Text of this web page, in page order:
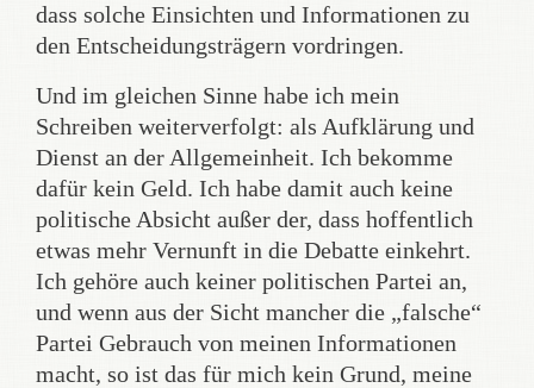
dass solche Einsichten und Informationen zu
den Entscheidungsträgern vordringen.
Und im gleichen Sinne habe ich mein
Schreiben weiterverfolgt: als Aufklärung und
Dienst an der Allgemeinheit. Ich bekomme
dafür kein Geld. Ich habe damit auch keine
politische Absicht außer der, dass hoffentlich
etwas mehr Vernunft in die Debatte einkehrt.
Ich gehöre auch keiner politischen Partei an,
und wenn aus der Sicht mancher die „falsche“
Partei Gebrauch von meinen Informationen
macht, so ist das für mich kein Grund, meine